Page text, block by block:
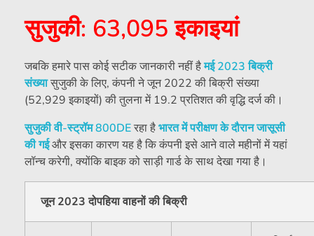
सुजुकी: 63,095 इकाइयां
जबकि हमारे पास कोई सटीक जानकारी नहीं हैमई 2023 बिक्री
संख्यासुजुकी के लिए, कंपनी ने जून 2022 की बिक्री संख्या
(52,929 इकाइयों) की तुलना में 19.2 प्रतिशत की वृद्धि दर्ज की।
सुजुकी वी-स्ट्रॉम 800DEरहा हैभारत में परीक्षण के दौरान जासूसी
की गईऔर इसका कारण यह है कि कंपनी इसे आने वाले महीनों में यहां
लॉन्च करेगी, क्योंकि बाइक को साड़ी गार्ड के साथ देखा गया है।
जून 2023 दोपहिया वाहनों की बिक्री